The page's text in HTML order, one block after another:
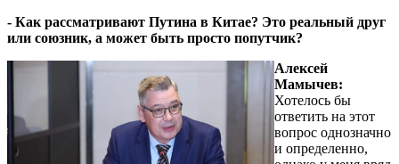
- Как рассматривают Путина в Китае? Это реальный друг
или союзник, а может быть просто попутчик?
Алексей
Мамычев:
Хотелось бы
ответить на этот
вопрос однозначно
и определенно,